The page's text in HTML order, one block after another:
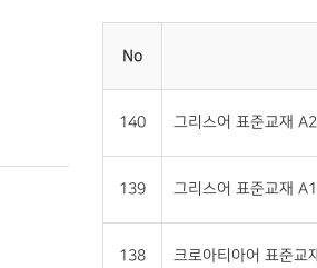
No
140 그리스어 표준교재
139 그리스어 표준교재
138 크로아티아어 표준교